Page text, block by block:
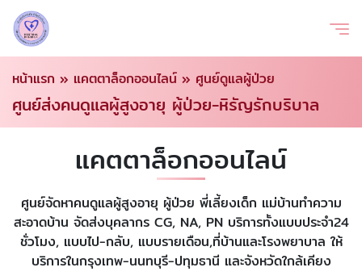
หน้าแรก » แคตตาล็อกออนไลน์ » ศูนย์ดูแลผู้ป่วย
ศูนย์ส่งคนดูแลผู้สูงอายุ ผู้ป่วย-หิรัญรักบริบาล
แคตตาล็อกออนไลน์
ศูนย์จัดหาคนดูแลผู้สูงอายุ ผู้ป่วย พี่เลี้ยงเด็ก แม่บ้านทำความ
สะอาดบ้าน จัดส่งบุคลากร CG, NA, PN บริการทั้งแบบประจำ24
ชั่วโมง, แบบไป-กลับ, แบบรายเดือน,ที่บ้านและโรงพยาบาล ให้
บริการในกรุงเทพ-นนทบุรี-ปทุมธานี และจังหวัดใกล้เคียง